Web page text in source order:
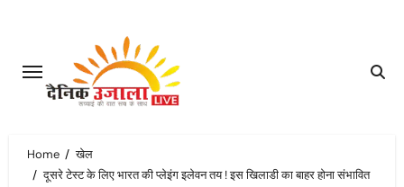
content
Home
खेल
दूसरे टेस्ट के लिए भारत की प्लेइंग इलेवन तय ! इस खिलाडी का बाहर होना संभावित